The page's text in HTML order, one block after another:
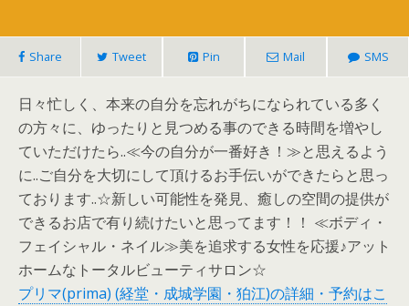
Share Tweet Pin Mail SMS
日々忙しく、本来の自分を忘れがちになられている多く
の方々に、ゆったりと見つめる事のできる時間を増やし
ていただけたら..≪今の自分が一番好き！≫と思えるよう
に..ご自分を大切にして頂けるお手伝いができたらと思っ
ております..☆新しい可能性を発見、癒しの空間の提供が
できるお店で有り続けたいと思ってます！！ ≪ボディ・
フェイシャル・ネイル≫美を追求する女性を応援♪アット
ホームなトータルビューティサロン☆
プリマ(prima) (経堂・成城学園・狛江)の詳細・予約はこ